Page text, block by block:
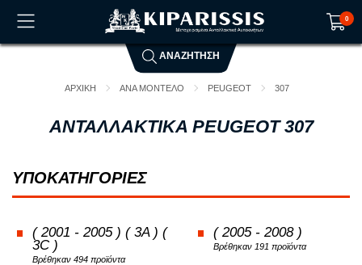
0
Το καλάθι αγορών είναι άδειο!
ΑΝΑΖΗΤΗΣΗ
ΑΡΧΙΚΗ ΑΝΑ ΜΟΝΤΕΛΟ PEUGEOT 307
ΑΝΤΑΛΛΑΚΤΙΚΑ PEUGEOT 307
ΥΠΟΚΑΤΗΓΟΡΙΕΣ
( 2001 - 2005 ) ( 3A ) (
3C )
Βρέθηκαν 494 προϊόντα
( 2005 - 2008 )
Βρέθηκαν 191 προϊόντα